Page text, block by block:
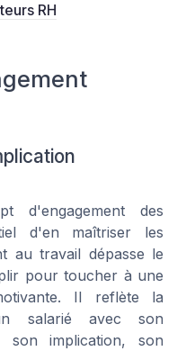
RH
d'engagement des
d'en maîtriser les
au travail dépasse le
pour toucher à une
Il reflète la
salarié avec son
implication, son